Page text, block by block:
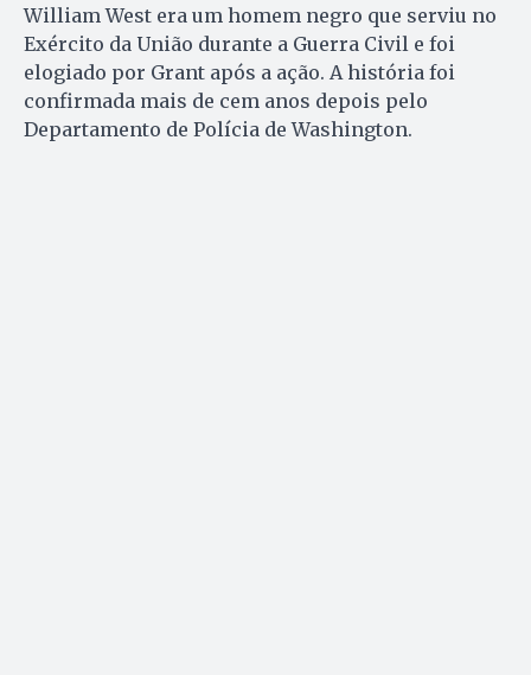
William West era um homem negro que serviu no
Exército da União durante a Guerra Civil e foi
elogiado por Grant após a ação. A história foi
confirmada mais de cem anos depois pelo
Departamento de Polícia de Washington.